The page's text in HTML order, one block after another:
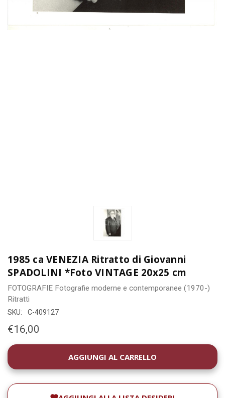
1985 ca VENEZIA Ritratto di Giovanni
SPADOLINI *Foto VINTAGE 20x25 cm
FOTOGRAFIE Fotografie moderne e contemporanee (1970-)
Ritratti
SKU: C-409127
€16,00
DISPONIBILITÀ
ATTUALE: